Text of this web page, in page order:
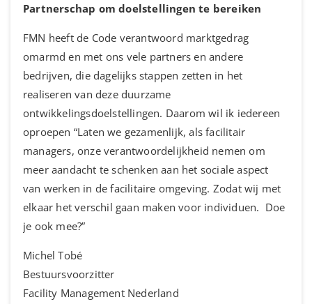
Partnerschap om doelstellingen te bereiken
FMN heeft de Code verantwoord marktgedrag
omarmd en met ons vele partners en andere
bedrijven, die dagelijks stappen zetten in het
realiseren van deze duurzame
ontwikkelingsdoelstellingen. Daarom wil ik iedereen
oproepen “Laten we gezamenlijk, als facilitair
managers, onze verantwoordelijkheid nemen om
meer aandacht te schenken aan het sociale aspect
van werken in de facilitaire omgeving. Zodat wij met
elkaar het verschil gaan maken voor individuen. Doe
je ook mee?”
Michel Tobé
Bestuursvoorzitter
Facility Management Nederland